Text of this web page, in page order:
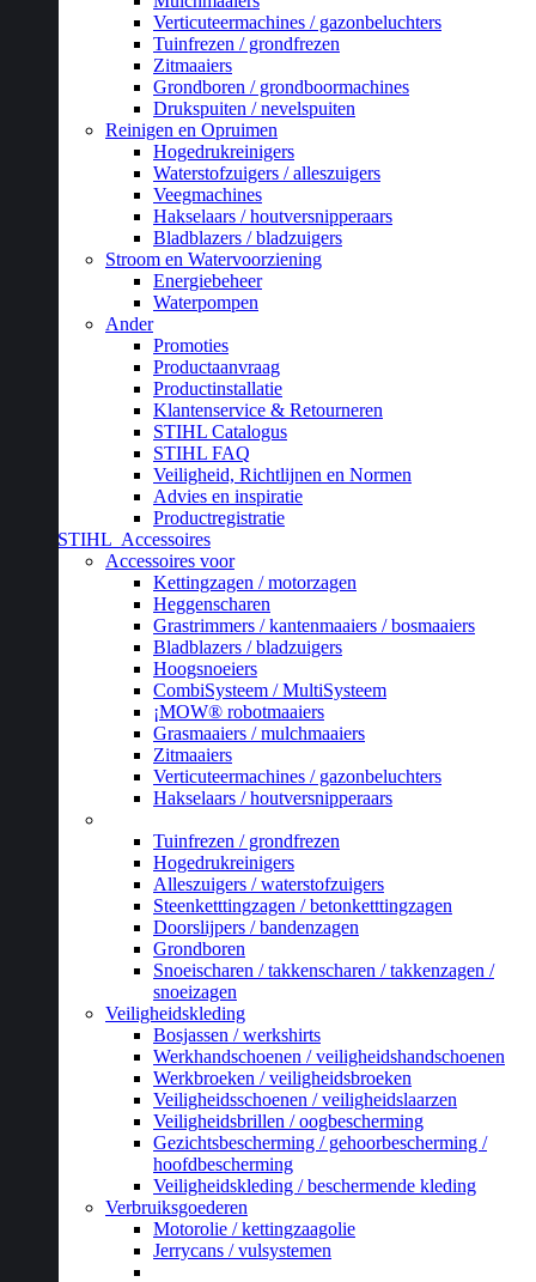
Verticuteermachines / gazonbeluchters
Tuinfrezen / grondfrezen
Zitmaaiers
Grondboren / grondboormachines
Drukspuiten / nevelspuiten
Reinigen en Opruimen
Hogedrukreinigers
Waterstofzuigers / alleszuigers
Veegmachines
Hakselaars / houtversnipperaars
Bladblazers / bladzuigers
Stroom en Watervoorziening
Energiebeheer
Waterpompen
Ander
Promoties
Productaanvraag
Productinstallatie
Klantenservice & Retourneren
STIHL Catalogus
STIHL FAQ
Veiligheid, Richtlijnen en Normen
Advies en inspiratie
Productregistratie
STIHL Accessoires
Accessoires voor
Kettingzagen / motorzagen
Heggenscharen
Grastrimmers / kantenmaaiers / bosmaaiers
Bladblazers / bladzuigers
Hoogsnoeiers
CombiSysteem / MultiSysteem
¡MOW® robotmaaiers
Grasmaaiers / mulchmaaiers
Zitmaaiers
Verticuteermachines / gazonbeluchters
Hakselaars / houtversnipperaars
Tuinfrezen / grondfrezen
Hogedrukreinigers
Alleszuigers / waterstofzuigers
Steenketttingzagen / betonketttingzagen
Doorslijpers / bandenzagen
Grondboren
Snoeischaren / takkenscharen / takkenzagen /
snoeizagen
Veiligheidskleding
Bosjassen / werkshirts
Werkhandschoenen / veiligheidshandschoenen
Werkbroeken / veiligheidsbroeken
Veiligheidsschoenen / veiligheidslaarzen
Veiligheidsbrillen / oogbescherming
Gezichtsbescherming / gehoorbescherming /
hoofdbescherming
Veiligheidskleding / beschermende kleding
Verbruiksgoederen
Motorolie / kettingzaagolie
Jerrycans / vulsystemen